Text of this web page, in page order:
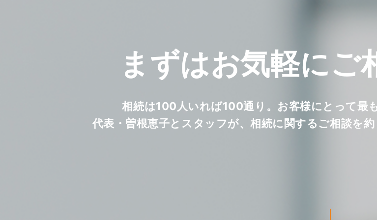
まずはお気軽にご
相続は100人いれば100通り。お客様にとって最
代表・曽根恵子とスタッフが、相続に関するご相談を